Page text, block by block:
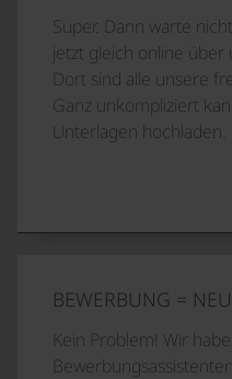
Super. Dann warte
jetzt gleich online
Dort sind alle unsere
Ganz unkompliziert
Unterlagen hochladen.
BEWERBUNG =
Kein Problem! Wir